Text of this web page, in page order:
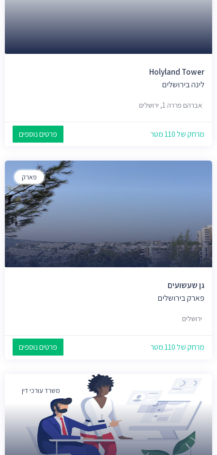
Holyland Tower
לינה בירושלים
אברהם פררה 1, ירושלים
מרחק של 110 מטר פרטים נוספים
פארק
גן שעשועים
פארק בירושלים
ירושלים
מרחק של 110 מטר פרטים נוספים
משרד עורכי דין